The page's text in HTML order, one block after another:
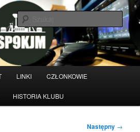
klubu
SP9KJM
LINKI CZŁONKOWIE
HISTORIA KLUBU
Następny →